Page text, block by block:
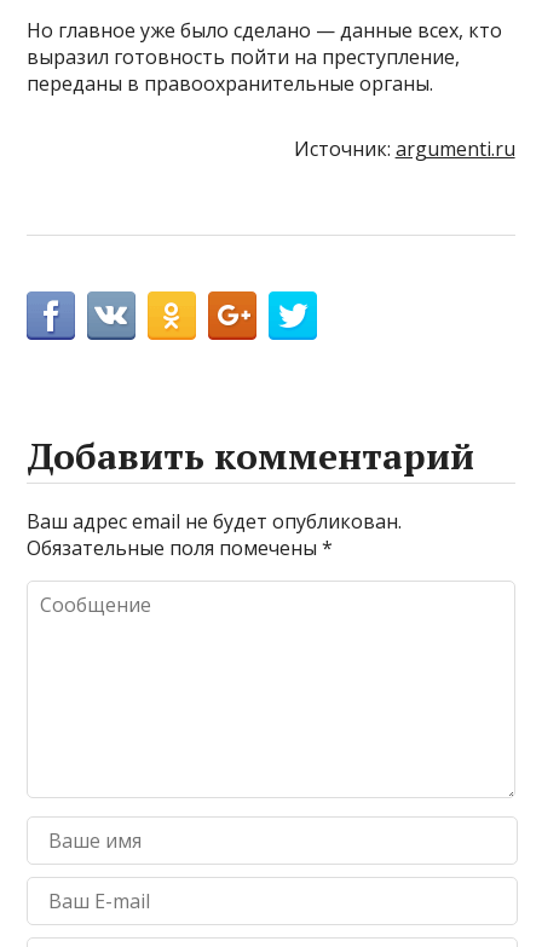
Но главное уже было сделано — данные всех, кто
выразил готовность пойти на преступление,
переданы в правоохранительные органы.
Источник: argumenti.ru
Добавить комментарий
Ваш адрес email не будет опубликован.
Обязательные поля помечены*